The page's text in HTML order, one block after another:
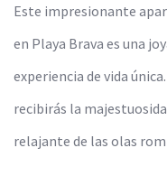
Este impresionante
en Playa Brava es una
experiencia de vida
recibirás la
relajante de las olas